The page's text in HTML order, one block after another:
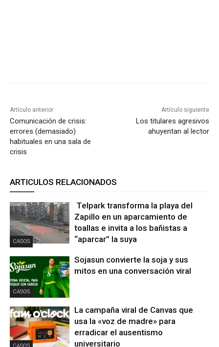
Artículo anterior
Comunicación de crisis:
errores (demasiado)
habituales en una sala de
crisis
Artículo siguiente
Los titulares agresivos
ahuyentan al lector
ARTICULOS RELACIONADOS
CASOS
Telpark transforma la playa del
Zapillo en un aparcamiento de
toallas e invita a los bañistas a
“aparcar” la suya
CASOS
Sojasun convierte la soja y sus
mitos en una conversación viral
La campaña viral de Canvas que
usa la «voz de madre» para
erradicar el ausentismo
universitario